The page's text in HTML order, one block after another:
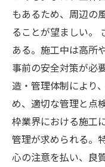
もあるため、周辺の
ることが望ましい。
ある。施工中は高所
事前の安全対策が必
造・管理体制により
め、適切な管理と点
枠業界における施工
管理が求められる。
心の注意を払い、良